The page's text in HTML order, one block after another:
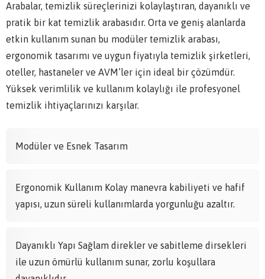
Arabalar, temizlik süreçlerinizi kolaylaştıran, dayanıklı ve
pratik bir kat temizlik arabasıdır. Orta ve geniş alanlarda
etkin kullanım sunan bu modüler temizlik arabası,
ergonomik tasarımı ve uygun fiyatıyla temizlik şirketleri,
oteller, hastaneler ve AVM’ler için ideal bir çözümdür.
Yüksek verimlilik ve kullanım kolaylığı ile profesyonel
temizlik ihtiyaçlarınızı karşılar.
Modüler ve Esnek Tasarım
Ergonomik Kullanım Kolay manevra kabiliyeti ve hafif
yapısı, uzun süreli kullanımlarda yorgunluğu azaltır.
Dayanıklı Yapı Sağlam direkler ve sabitleme dirsekleri
ile uzun ömürlü kullanım sunar, zorlu koşullara